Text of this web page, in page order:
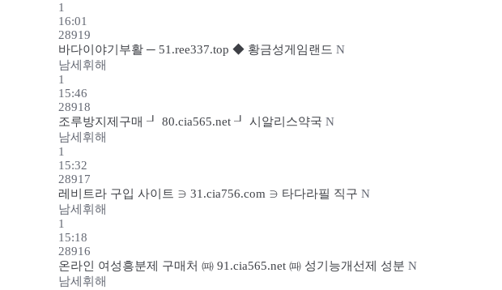
1
16:01
28919
바다이야기부활 ─ 51.ree337.top ◆ 황금성게임랜드 N
남세휘해
1
15:46
28918
조루방지제구매 ┚ 80.cia565.net ┚ 시알리스약국 N
남세휘해
1
15:32
28917
레비트라 구입 사이트 ∋ 31.cia756.com ∋ 타다라필 직구 N
남세휘해
1
15:18
28916
온라인 여성흥분제 구매처 ㈚ 91.cia565.net ㈚ 성기능개선제 성분 N
남세휘해